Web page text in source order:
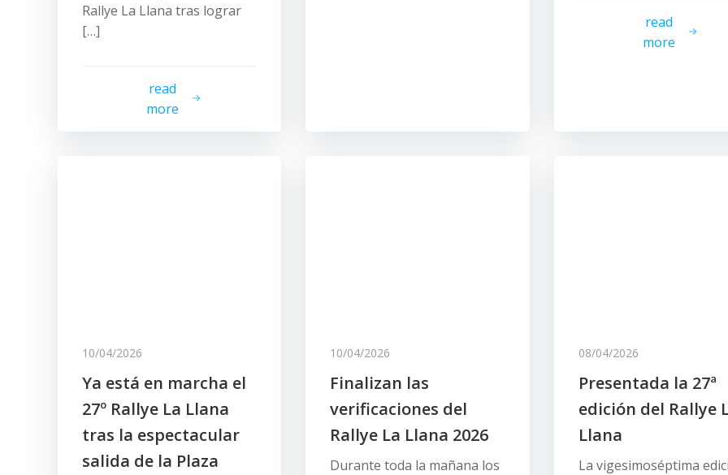
Rallye La Llana tras lograr
[…]
read
more
read
more
10/04/2026
Ya está en marcha el
27º Rallye La Llana
tras la espectacular
salida de la Plaza
10/04/2026
Finalizan las
verificaciones del
Rallye La Llana 2026
Durante toda la mañana los
08/04/2026
Presentada la 27ª
edición del Rallye
Llana
La vigesimoséptima